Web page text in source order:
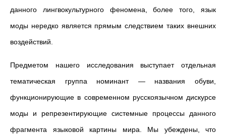
данного лингвокультурного феномена, более того, язык
моды нередко является прямым следствием таких внешних
воздействий.
Предметом нашего исследования выступает отдельная
тематическая группа номинант — названия обуви,
функционирующие в современном русскоязычном дискурсе
моды и репрезентирующие системные процессы данного
фрагмента языковой картины мира. Мы убеждены, что